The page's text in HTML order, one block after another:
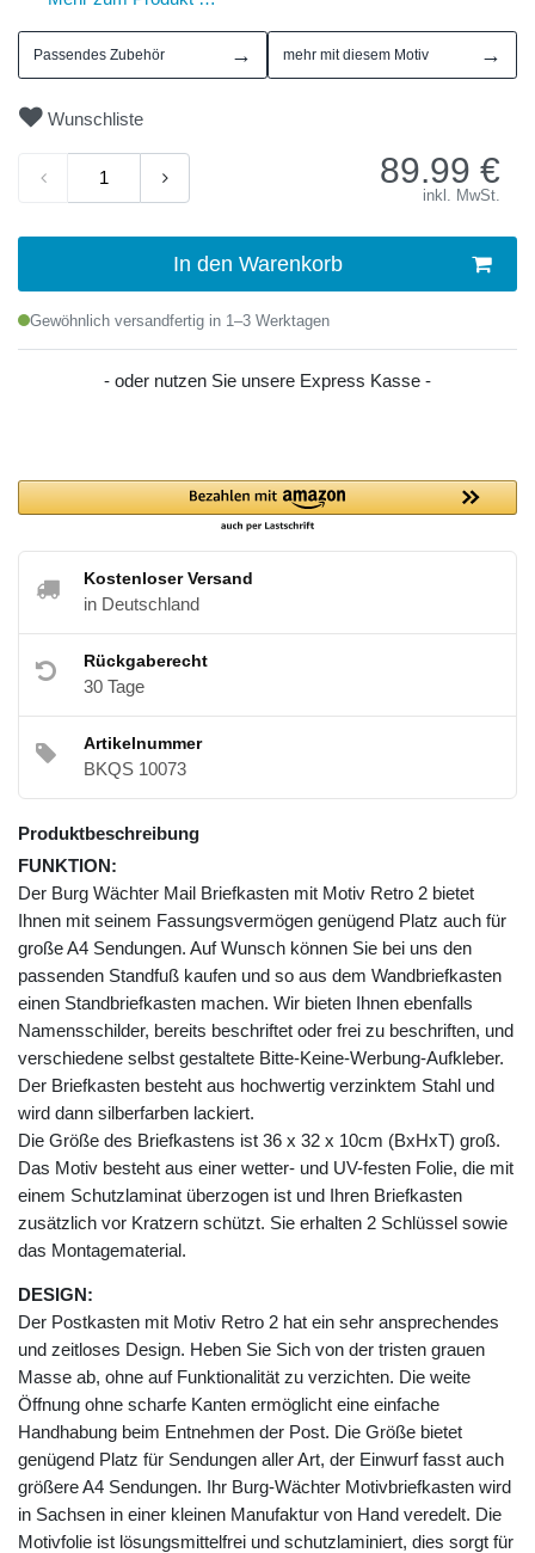
Passendes Zubehör → mehr mit diesem Motiv →
Wunschliste
89.99 €
inkl. MwSt.
In den Warenkorb
Gewöhnlich versandfertig in 1–3 Werktagen
- oder nutzen Sie unsere Express Kasse -
Kostenloser Versand
in Deutschland
Rückgaberecht
30 Tage
Artikelnummer
BKQS 10073
Produktbeschreibung
FUNKTION:
Der Burg Wächter Mail Briefkasten mit Motiv Retro 2 bietet
Ihnen mit seinem Fassungsvermögen genügend Platz auch für
große A4 Sendungen. Auf Wunsch können Sie bei uns den
passenden Standfuß kaufen und so aus dem Wandbriefkasten
einen Standbriefkasten machen. Wir bieten Ihnen ebenfalls
Namensschilder, bereits beschriftet oder frei zu beschriften, und
verschiedene selbst gestaltete Bitte-Keine-Werbung-Aufkleber.
Der Briefkasten besteht aus hochwertig verzinktem Stahl und
wird dann silberfarben lackiert.
Die Größe des Briefkastens ist 36 x 32 x 10cm (BxHxT) groß.
Das Motiv besteht aus einer wetter- und UV-festen Folie, die mit
einem Schutzlaminat überzogen ist und Ihren Briefkasten
zusätzlich vor Kratzern schützt. Sie erhalten 2 Schlüssel sowie
das Montagematerial.
DESIGN:
Der Postkasten mit Motiv Retro 2 hat ein sehr ansprechendes
und zeitloses Design. Heben Sie Sich von der tristen grauen
Masse ab, ohne auf Funktionalität zu verzichten. Die weite
Öffnung ohne scharfe Kanten ermöglicht eine einfache
Handhabung beim Entnehmen der Post. Die Größe bietet
genügend Platz für Sendungen aller Art, der Einwurf fasst auch
größere A4 Sendungen. Ihr Burg-Wächter Motivbriefkasten wird
in Sachsen in einer kleinen Manufaktur von Hand veredelt. Die
Motivfolie ist lösungsmittelfrei und schutzlaminiert, dies sorgt für